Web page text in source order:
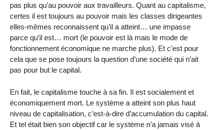
pas plus qu’au pouvoir aux travailleurs. Quant au capitalisme,
certes il est toujours au pouvoir mais les classes dirigeantes
elles-mêmes reconnaissent qu’il a atteint… une impasse
parce qu’il est… mort (le pouvoir est là mais le mode de
fonctionnement économique ne marche plus). Et c’est pour
cela que se pose toujours la question d’une société qui n’ait
pas pour but le capital.
En fait, le capitalisme touche à sa fin. Il est socialement et
économiquement mort. Le système a atteint son plus haut
niveau de capitalisation, c’est-à-dire d’accumulation du capital.
Et tel était bien son objectif car le système n’a jamais visé à